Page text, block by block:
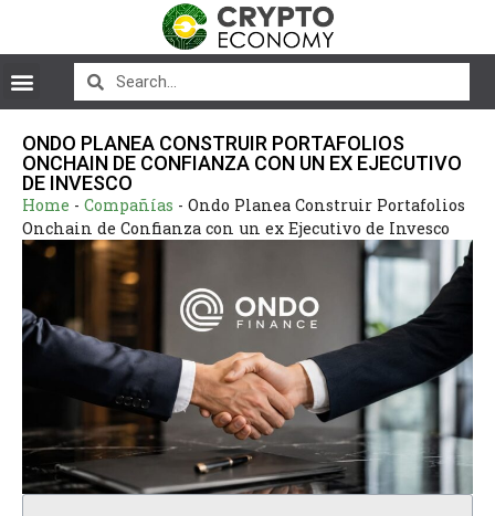
ONDO PLANEA CONSTRUIR PORTAFOLIOS
ONCHAIN DE CONFIANZA CON UN EX EJECUTIVO
DE INVESCO
Home - Compañías - Ondo Planea Construir Portafolios
Onchain de Confianza con un ex Ejecutivo de Invesco